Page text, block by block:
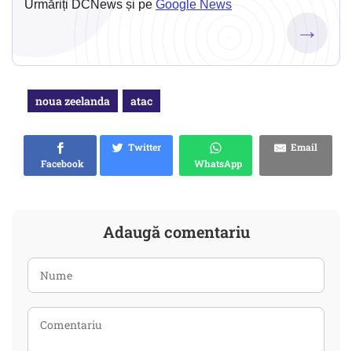
Urmăriți DCNews și pe Google News
→
noua zeelanda atac
Facebook
Twitter
WhatsApp
Email
Adaugă comentariu